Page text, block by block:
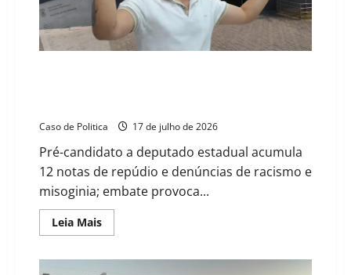
natureza
grave
em
Wanderley
Caso de Politica 17 de julho de 2026
Pré-candidato a deputado estadual acumula
12 notas de repúdio e denúncias de racismo e
misoginia; embate provoca...
Leia MaisRead
more